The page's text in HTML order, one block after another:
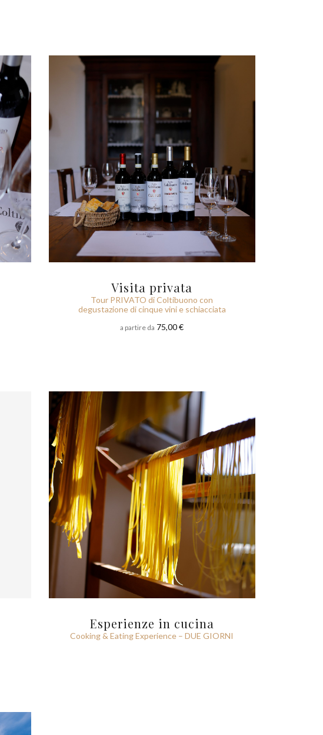
Visita privata
Tour PRIVATO di Coltibuono con
degustazione di cinque vini e schiacciata
a partire da 75,00 €
Esperienze in cucina
Cooking & Eating Experience – DUE GIORNI